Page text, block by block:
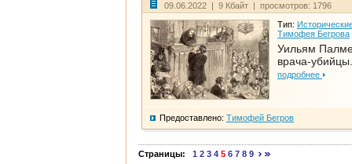
09.06.2022 | 9 Кбайт | просмотров: 1796
Тип:
Тимофея Бегрова
Уильям
врача-
подробнее
Предоставлено: Тимофей Бегров
Страницы: 1 2 3 4 5 6 7 8 9